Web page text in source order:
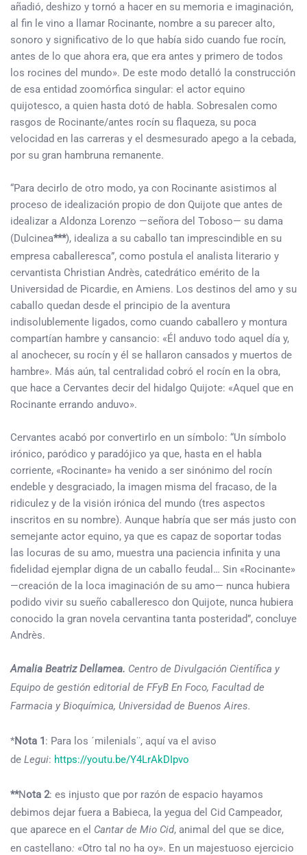
añadió, deshizo y tornó a hacer en su memoria e imaginación,
al fin le vino a llamar Rocinante, nombre a su parecer alto,
sonoro y significativo de lo que había sido cuando fue rocín,
antes de lo que ahora era, que era antes y primero de todos
los rocines del mundo». De este modo detalló la construcción
de esa entidad zoomórfica singular: el actor equino
quijotesco, a quien hasta dotó de habla. Sobresalen como
rasgos de Rocinante/antes rocín su flaqueza, su poca
velocidad en las carreras y el desmesurado apego a la cebada,
por su gran hambruna remanente.
“Para decirlo de otro modo, ya con Rocinante asistimos al
proceso de idealización propio de don Quijote que antes de
idealizar a Aldonza Lorenzo —señora del Toboso— su dama
(Dulcinea***), idealiza a su caballo tan imprescindible en su
empresa caballeresca”, como postula el analista literario y
cervantista Christian Andrès, catedrático emérito de la
Universidad de Picardie, en Amiens. Los destinos del amo y su
caballo quedan desde el principio de la aventura
indisolublemente ligados, como cuando caballero y montura
compartían hambre y cansancio: «Él anduvo todo aquel día y,
al anochecer, su rocín y él se hallaron cansados y muertos de
hambre». Más aún, tal centralidad cobró el rocín en la obra,
que hace a Cervantes decir del hidalgo Quijote: «Aquel que en
Rocinante errando anduvo».
Cervantes acabó por convertirlo en un símbolo: “Un símbolo
irónico, paródico y paradójico ya que, hasta en el habla
corriente, «Rocinante» ha venido a ser sinónimo del rocín
endeble y desgraciado, la imagen misma del fracaso, de la
ridiculez y de la visión irónica del mundo (tres aspectos
inscritos en su nombre). Aunque habría que ser más justo con
semejante actor equino, ya que es capaz de soportar todas
las locuras de su amo, muestra una paciencia infinita y una
fidelidad ejemplar digna de un caballo feudal… Sin «Rocinante»
—creación de la loca imaginación de su amo— nunca hubiera
podido vivir su sueño caballeresco don Quijote, nunca hubiera
conocido la gran novela cervantina tanta posteridad”, concluye
Andrès.
Amalia Beatriz Dellamea. Centro de Divulgación Científica y
Equipo de gestión editorial de FFyB En Foco, Facultad de
Farmacia y Bioquímica, Universidad de Buenos Aires.
*Nota 1: Para los ´milenials¨, aquí va el aviso
de Legui: https://youtu.be/Y4LrAkDIpvo
**Nota 2: es injusto que por razón de espacio hayamos
debimos dejar fuera a Babieca, la yegua del Cid Campeador,
que aparece en el Cantar de Mio Cid, animal del que se dice,
en castellano: «Otro tal no ha oy». En un majestuoso ejercicio